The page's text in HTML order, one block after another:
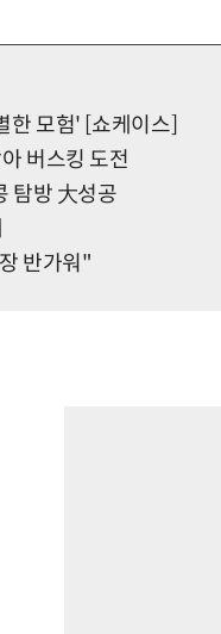
모험' [쇼케이스]
버스킹 도전
탐방 大성공
반가워"